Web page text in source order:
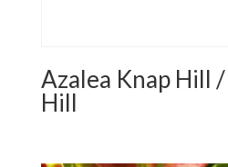
Azalea Knap Hill
Hill